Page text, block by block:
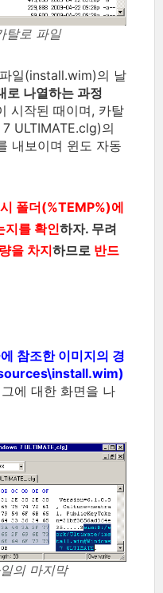
탈로 파일
일(install.wim)의 날
로 나열하는 과정
시작된 때이며, 카탈
ULTIMATE.clg)의
내보이며 윈도 자동
폴더(%TEMP%)에
지를 확인하자. 무려
을 차지하므로 반드
참조한 이미지의 경
에 대한 화면을 나
의 마지막